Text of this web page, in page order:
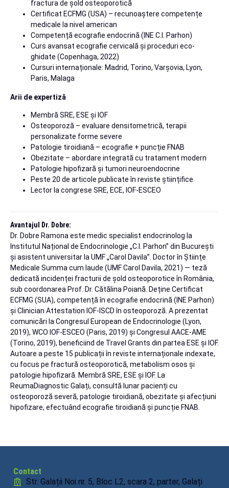
fractura de șold osteoporotică
Certificat ECFMG (USA) – recunoaștere competențe
medicale la nivel american
Competență ecografie endocrină (INE C.I. Parhon)
Curs avansat ecografie cervicală și proceduri eco-
ghidate (Copenhaga, 2022)
Cursuri internaționale: Madrid, Torino, Varșovia, Lyon,
Paris, Malaga
Arii de expertiză
Membră SRE, ESE și IOF
Osteoporoză – evaluare densitometrică, terapii
personalizate forme severe
Patologie tiroidiană – ecografie + puncție FNAB
Obezitate – abordare integrată cu tratament modern
Patologie hipofizară și tumori neuroendocrine
Peste 20 de articole publicate în reviste științifice
Lector la congrese SRE, ECE, IOF-ESCEO
Avantajul Dr. Dobre:
Dr. Dobre Ramona este medic specialist endocrinolog la
Institutul Național de Endocrinologie „C.I. Parhon” din București
și asistent universitar la UMF „Carol Davila”. Doctor în Științe
Medicale Summa cum laude (UMF Carol Davila, 2021) — teză
dedicată incidenței fracturii de șold osteoporotice în România,
sub coordonarea Prof. Dr. Cătălina Poiană. Deține Certificat
ECFMG (SUA), competență în ecografie endocrină (INE Parhon)
și Clinician Attestation IOF-ISCD în osteoporoză. A prezentat
comunicări la Congresul European de Endocrinologie (Lyon,
2019), WCO IOF-ESCEO (Paris, 2019) și Congresul AACE-AME
(Torino, 2019), beneficiind de Travel Grants din partea ESE și IOF.
Autoare a peste 15 publicații în reviste internaționale indexate,
cu focus pe fractură osteoporotică, metabolism osos și
patologie hipofizară. Membră SRE, ESE și IOF. La
ReumaDiagnostic Galați, consultă lunar pacienți cu
osteoporoză severă, patologie tiroidiană, obezitate și afecțiuni
hipofizare, efectuând ecografie tiroidiană și puncție FNAB.
Contact
Str. Galații Noi nr. 5, Bloc L2, scara 2, parter, Galați